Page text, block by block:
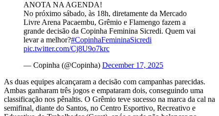
ANOTA NA AGENDA!
No próximo sábado, às 18h, diretamente da Mercado
Livre Arena Pacaembu, Grêmio e Flamengo fazem a
grande decisão da Copinha Feminina Sicredi. Quem vai
levar a melhor?#CopinhaFemininaSicredi
pic.twitter.com/Cj8U9o7krc
— Copinha (@Copinha) December 17, 2025
As duas equipes alcançaram a decisão com campanhas parecidas.
Ambas ganharam três jogos e empataram dois, conseguindo uma
classificação nos pênaltis. O Grêmio teve sucesso na marca da cal na
semifinal, diante do Santos, no Centro Esportivo, Recreativo e